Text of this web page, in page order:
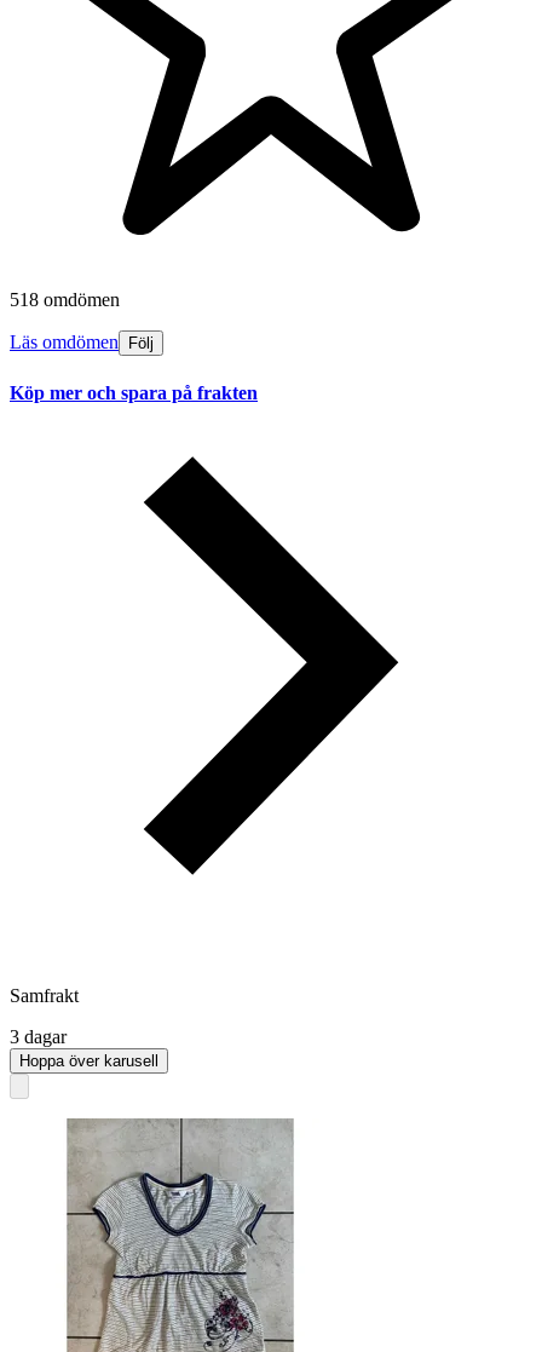
518 omdömen
Läs omdömen Följ
Köp mer och spara på frakten
Samfrakt
3 dagar
Hoppa över karusell